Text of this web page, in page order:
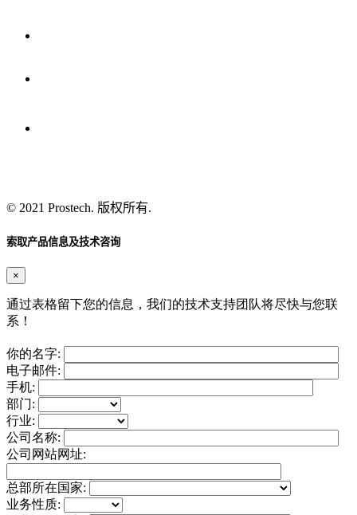
© 2021 Prostech. 版权所有.
索取产品信息及技术咨询
×
通过表格留下您的信息，我们的技术支持团队将尽快与您联
系！
你的名字:
电子邮件:
手机:
部门:
行业:
公司名称:
公司网站网址:
总部所在国家:
业务性质: